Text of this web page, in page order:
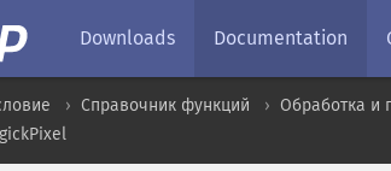
Downloads Documentation
Справочник функций Обработка и